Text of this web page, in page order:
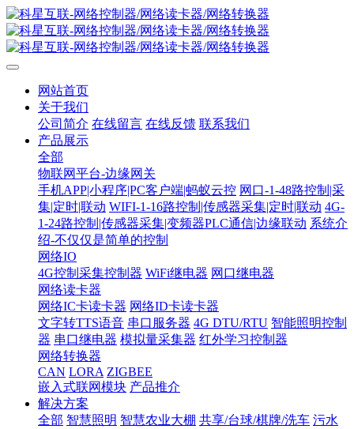
网站首页
关于我们
公司简介 在线留言 在线反馈 联系我们
产品展示
全部
物联网平台-边缘网关
手机APP|小程序|PC客户端|蚂蚁云控 网口-1-48路控制|采
集|定时|联动 WIFI-1-16路控制|传感器采集|定时|联动 4G-
1-24路控制|传感器采集|变频器PLC通信|边缘联动 系统介
绍-不仅仅是简单的控制
网络IO
4G控制采集控制器 WiFi继电器 网口继电器
网络读卡器
网络IC卡读卡器 网络ID卡读卡器
文字转TTS语音 串口服务器 4G DTU/RTU 智能照明控制
器 串口继电器 模拟量采集器 红外学习控制器
网络转换器
CAN LORA ZIGBEE
嵌入式联网模块 产品推介
解决方案
全部 智慧照明 智慧农业大棚 共享/台球/棋牌/洗车 污水